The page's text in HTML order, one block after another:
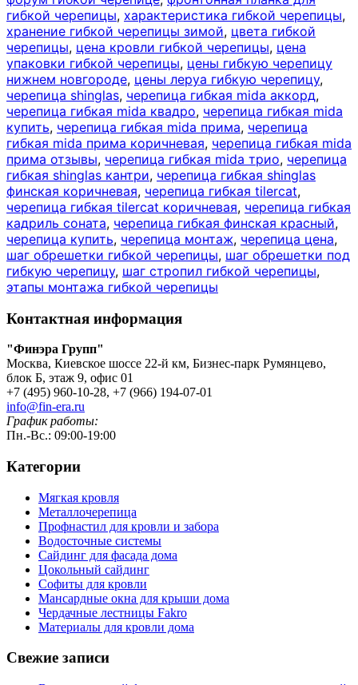
гибкой черепицы, характеристика гибкой черепицы,
хранение гибкой черепицы зимой, цвета гибкой
черепицы, цена кровли гибкой черепицы, цена
упаковки гибкой черепицы, цены гибкую черепицу
нижнем новгороде, цены леруа гибкую черепицу,
черепица shinglas, черепица гибкая mida аккорд,
черепица гибкая mida квадро, черепица гибкая mida
купить, черепица гибкая mida прима, черепица
гибкая mida прима коричневая, черепица гибкая mida
прима отзывы, черепица гибкая mida трио, черепица
гибкая shinglas кантри, черепица гибкая shinglas
финская коричневая, черепица гибкая tilercat,
черепица гибкая tilercat коричневая, черепица гибкая
кадриль соната, черепица гибкая финская красный,
черепица купить, черепица монтаж, черепица цена,
шаг обрешетки гибкой черепицы, шаг обрешетки под
гибкую черепицу, шаг стропил гибкой черепицы,
этапы монтажа гибкой черепицы
Контактная информация
"Финэра Групп"
Москва, Киевское шоссе 22-й км, Бизнес-парк Румянцево,
блок Б, этаж 9, офис 01
+7 (495) 960-10-28, +7 (966) 194-07-01
info@fin-era.ru
График работы:
Пн.-Вс.: 09:00-19:00
Категории
Мягкая кровля
Металлочерепица
Профнастил для кровли и забора
Водосточные системы
Сайдинг для фасада дома
Цокольный сайдинг
Софиты для кровли
Мансардные окна для крыши дома
Чердачные лестницы Fakro
Материалы для кровли дома
Свежие записи